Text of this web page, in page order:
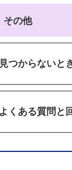
その他
見つからないと
よくある質問と